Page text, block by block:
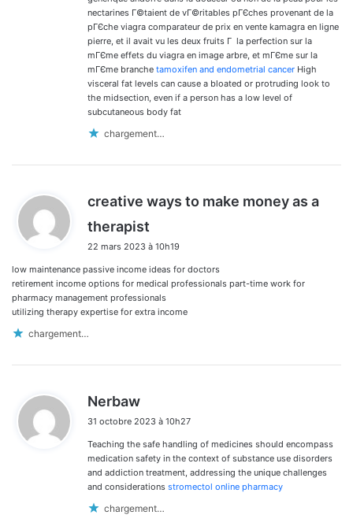
nectarines Г©taient de vГ©ritables pГЄches provenant de la
pГЄche viagra comparateur de prix en vente kamagra en ligne
pierre, et il avait vu les deux fruits Г la perfection sur la
mГЄme effets du viagra en image arbre, et mГЄme sur la
mГЄme branche tamoxifen and endometrial cancer High
visceral fat levels can cause a bloated or protruding look to
the midsection, even if a person has a low level of
subcutaneous body fat
chargement…
creative ways to make money as a
therapist
t
:
22 mars 2023 à 10h19
low maintenance passive income ideas for doctors
retirement income options for medical professionals part-time work for
pharmacy management professionals
utilizing therapy expertise for extra income
chargement…
Nerbaw
t
:
31 octobre 2023 à 10h27
Teaching the safe handling of medicines should encompass
medication safety in the context of substance use disorders
and addiction treatment, addressing the unique challenges
and considerations stromectol online pharmacy
chargement…